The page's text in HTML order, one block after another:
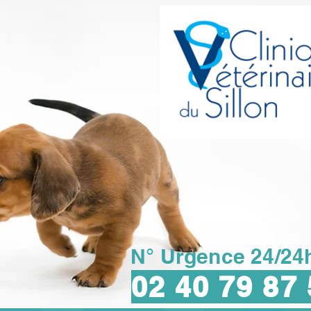
N° Urgence 24/
02 40 79 87